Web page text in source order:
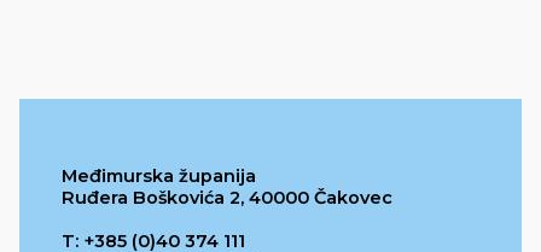
Međimurska županija
Ruđera Boškovića 2, 40000 Čakovec
T: +385 (0)40 374 111